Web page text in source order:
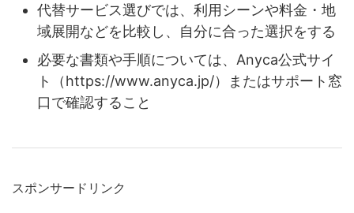
代替サービス選びでは、利用シーンや料金・地
域展開などを比較し、自分に合った選択をする
必要な書類や手順については、Anyca公式サイ
ト（https://www.anyca.jp/）またはサポート窓
口で確認すること
スポンサードリンク